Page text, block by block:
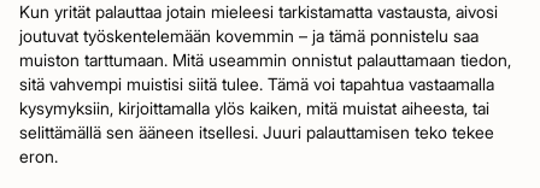
Kun yrität palauttaa jotain mieleesi tarkistamatta vastausta, aivosi
joutuvat työskentelemään kovemmin – ja tämä ponnistelu saa
muiston tarttumaan. Mitä useammin onnistut palauttamaan tiedon,
sitä vahvempi muistisi siitä tulee. Tämä voi tapahtua vastaamalla
kysymyksiin, kirjoittamalla ylös kaiken, mitä muistat aiheesta, tai
selittämällä sen ääneen itsellesi. Juuri palauttamisen teko tekee
eron.